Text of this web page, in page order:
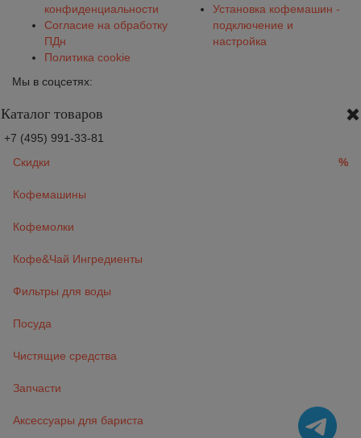
конфиденциальности
Согласие на обработку
ПДн
Политика cookie
Установка кофемашин -
подключение и
настройка
Мы в соцсетях:
Каталог товаров
+7 (495) 991-33-81
Скидки
%
Кофемашины
Кофемолки
Кофе&Чай Ингредиенты
Фильтры для воды
Посуда
Чистящие средства
Запчасти
Аксессуары для бариста